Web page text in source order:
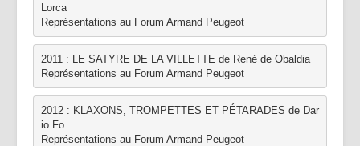
Lorca
Représentations au Forum Armand Peugeot
2011 : LE SATYRE DE LA VILLETTE de René de Obaldia
Représentations au Forum Armand Peugeot
2012 : KLAXONS, TROMPETTES ET PÉTARADES de Dar
io Fo
Représentations au Forum Armand Peugeot